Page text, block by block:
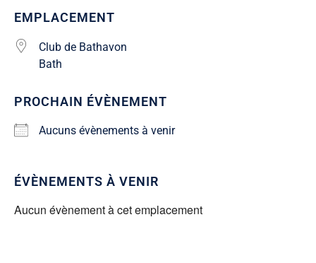
EMPLACEMENT
Club de Bathavon
Bath
PROCHAIN ÉVÈNEMENT
Aucuns évènements à venir
ÉVÈNEMENTS À VENIR
Aucun évènement à cet emplacement